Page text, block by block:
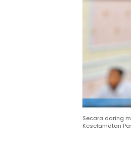
Secara daring
Keselamatan